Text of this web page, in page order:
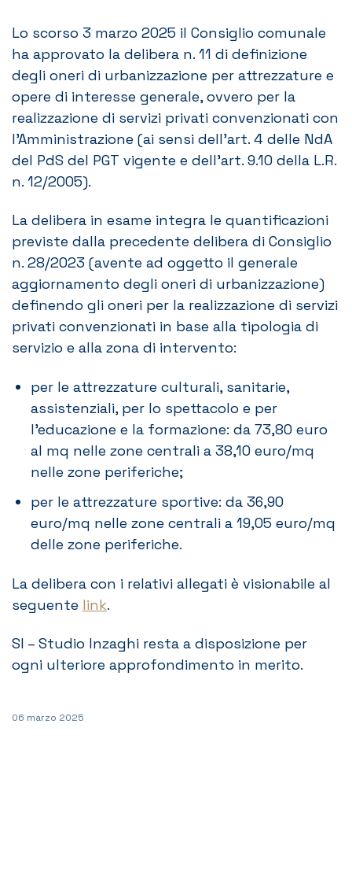
Lo scorso 3 marzo 2025 il Consiglio comunale
ha approvato la delibera n. 11 di definizione
degli oneri di urbanizzazione per attrezzature e
opere di interesse generale, ovvero per la
realizzazione di servizi privati convenzionati con
l’Amministrazione (ai sensi dell’art. 4 delle NdA
del PdS del PGT vigente e dell’art. 9.10 della L.R.
n. 12/2005).
La delibera in esame integra le quantificazioni
previste dalla precedente delibera di Consiglio
n. 28/2023 (avente ad oggetto il generale
aggiornamento degli oneri di urbanizzazione)
definendo gli oneri per la realizzazione di servizi
privati convenzionati in base alla tipologia di
servizio e alla zona di intervento:
per le attrezzature culturali, sanitarie,
assistenziali, per lo spettacolo e per
l’educazione e la formazione: da 73,80 euro
al mq nelle zone centrali a 38,10 euro/mq
nelle zone periferiche;
per le attrezzature sportive: da 36,90
euro/mq nelle zone centrali a 19,05 euro/mq
delle zone periferiche.
La delibera con i relativi allegati è visionabile al
seguente link.
SI – Studio Inzaghi resta a disposizione per
ogni ulteriore approfondimento in merito.
06 marzo 2025